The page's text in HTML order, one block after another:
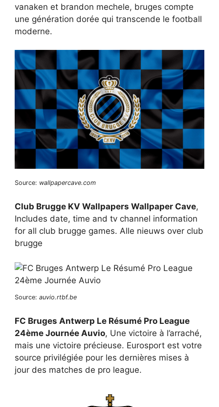
vanaken et brandon mechele, bruges compte
une génération dorée qui transcende le football
moderne.
Source: wallpapercave.com
Club Brugge KV Wallpapers Wallpaper Cave,
Includes date, time and tv channel information
for all club brugge games. Alle nieuws over club
brugge
Source: auvio.rtbf.be
FC Bruges Antwerp Le Résumé Pro League
24ème Journée Auvio, Une victoire à l’arraché,
mais une victoire précieuse. Eurosport est votre
source privilégiée pour les dernières mises à
jour des matches de pro league.